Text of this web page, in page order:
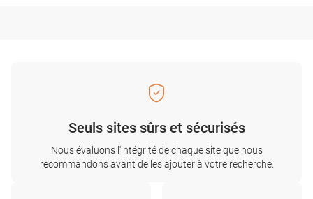
Seuls sites sûrs et sécurisés
Nous évaluons l'intégrité de chaque site que nous
recommandons avant de les ajouter à votre recherche.